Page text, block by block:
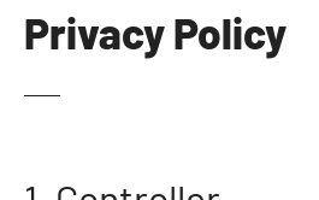
Privacy Policy